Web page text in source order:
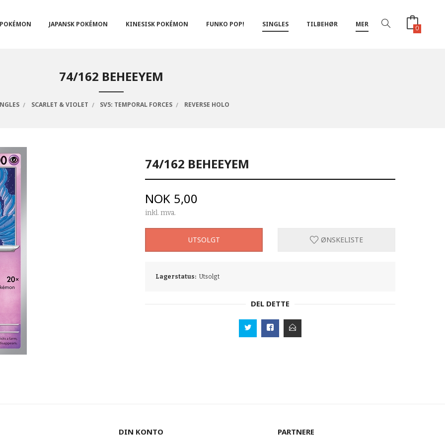
POKÉMON JAPANSK POKÉMON KINESISK POKÉMON FUNKO POP! SINGLES TILBEHØR MER 0
74/162 BEHEEYEM
SCARLET & VIOLET SV5: TEMPORAL FORCES REVERSE HOLO
74/162 BEHEEYEM
Pris
NOK 5,00
inkl. mva.
UTSOLGT ØNSKELISTE
Lagerstatus: Utsolgt
DEL DETTE
DIN KONTO PARTNERE